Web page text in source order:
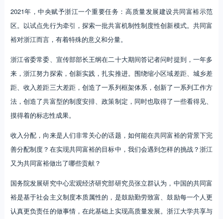
2021年，中央赋予浙江一个重要任务：高质量发展建设共同富裕示范
区。以试点先行为牵引，探索一批共富机制性制度性创新模式。共同富
裕对浙江而言，有着特殊的意义和分量。
浙江省委常委、宣传部部长王纲在二十大期间答记者问时提到，一年多
来，浙江努力探索，创新实践，扎实推进。围绕缩小区域差距、城乡差
距、收入差距三大差距，创造了一系列框架体系，创新了一系列工作方
法，创造了共富型的制度安排、政策制定，同时也取得了一些看得见、
摸得着的标志性成果。
收入分配，向来是人们非常关心的话题，如何能在共同富裕的背景下完
善分配制度？在实现共同富裕的目标中，我们会遇到怎样的挑战？浙江
又为共同富裕做出了哪些贡献？
国务院发展研究中心宏观经济研究部研究员张立群认为，中国的共同富
裕是基于社会主义制度本质属性的，是鼓励勤劳致富、鼓励每一个人更
认真更负责任的做事情，在此基础上实现高质量发展。浙江大学共享与